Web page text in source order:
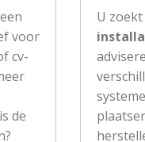
voor
cv-
de
U